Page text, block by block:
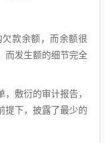
款余额，而余额很
而发生额的细节完全
敷衍的审计报告，
提下，披露了最少的